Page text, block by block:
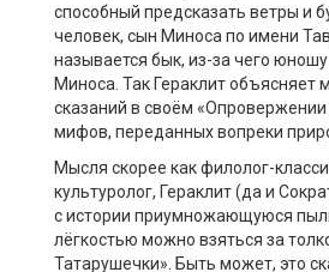
способный предсказать ветры и
человек, сын Миноса по имени
называется бык, из-за чего
Миноса. Так Гераклит объясняет
сказаний в своём
мифов, переданных вопреки
Мысля скорее как филолог-
культуролог, Гераклит (да и
с истории приумножающуюся
лёгкостью можно взяться за
Татарушечки». Быть может, это